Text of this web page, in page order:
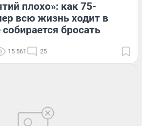
плохо»: как 75-
всю жизнь ходит в
бросать
15 561 25